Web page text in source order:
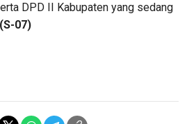
DPD II Kabupaten yang sedang
(S-07)